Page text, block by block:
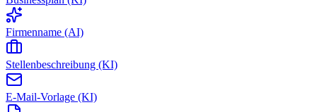
Firmenname (AI)
Stellenbeschreibung (KI)
E-Mail-Vorlage (KI)